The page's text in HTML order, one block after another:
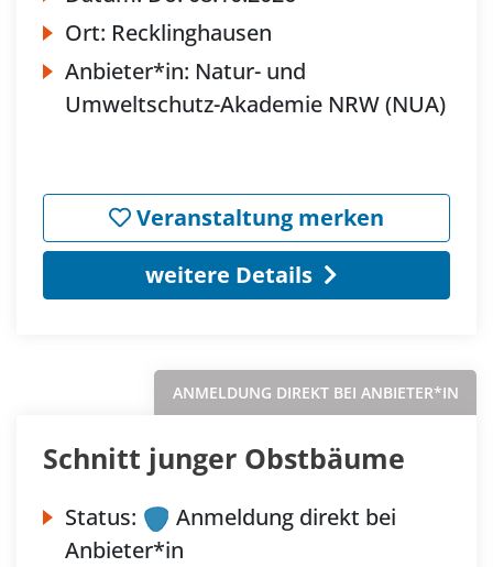
Ort: Recklinghausen
Anbieter*in: Natur- und
Umweltschutz-Akademie NRW (NUA)
Veranstaltung merken
weitere Details
ANMELDUNG DIREKT BEI ANBIETER*IN
Schnitt junger Obstbäume
Status:
Anmeldung direkt bei
Anbieter*in